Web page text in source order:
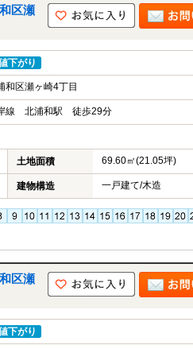
区瀬
下がり
和区瀬ヶ崎4丁目
岸線 北浦和駅 徒歩29分
土地面積 69.60㎡(21.05坪)
建物構造 一戸建て/木造
区瀬
下がり